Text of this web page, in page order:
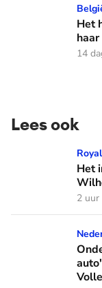
Het haar van
Het
14
Lees ook
Het
Het
2 uur
Onderdeel van